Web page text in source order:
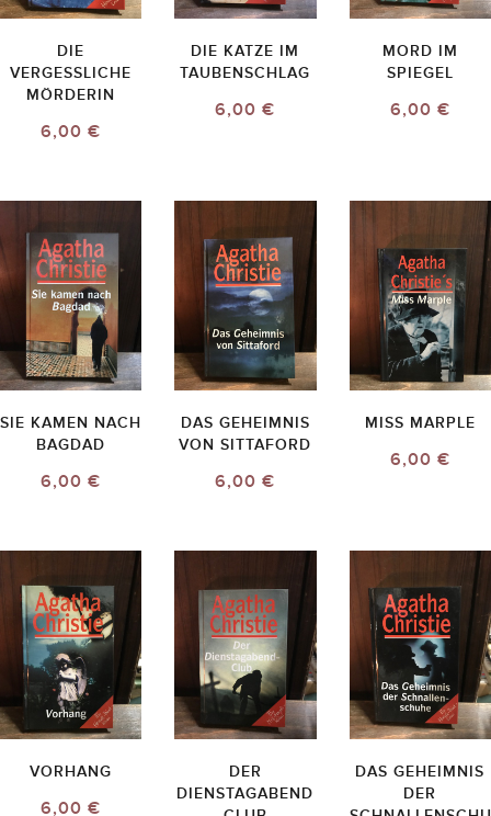
DIE
VERGESSLICHE
MÖRDERIN
6,00 €
DIE KATZE IM
TAUBENSCHLAG
6,00 €
MORD IM
SPIEGEL
6,00 €
SIE KAMEN NACH
BAGDAD
6,00 €
DAS GEHEIMNIS
VON SITTAFORD
6,00 €
MISS MARPLE
6,00 €
VORHANG
6,00 €
DER
DIENSTAGABEND
DAS GEHEIMNIS
DER